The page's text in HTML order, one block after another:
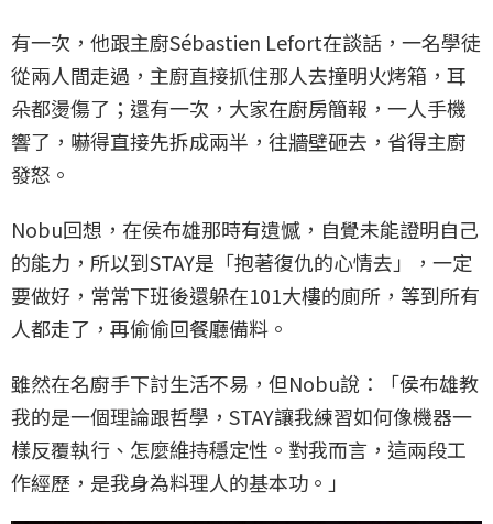
有一次，他跟主廚Sébastien Lefort在談話，一名學徒
從兩人間走過，主廚直接抓住那人去撞明火烤箱，耳
朵都燙傷了；還有一次，大家在廚房簡報，一人手機
響了，嚇得直接先拆成兩半，往牆壁砸去，省得主廚
發怒。
Nobu回想，在侯布雄那時有遺憾，自覺未能證明自己
的能力，所以到STAY是「抱著復仇的心情去」，一定
要做好，常常下班後還躲在101大樓的廁所，等到所有
人都走了，再偷偷回餐廳備料。
雖然在名廚手下討生活不易，但Nobu說：「侯布雄教
我的是一個理論跟哲學，STAY讓我練習如何像機器一
樣反覆執行、怎麼維持穩定性。對我而言，這兩段工
作經歷，是我身為料理人的基本功。」